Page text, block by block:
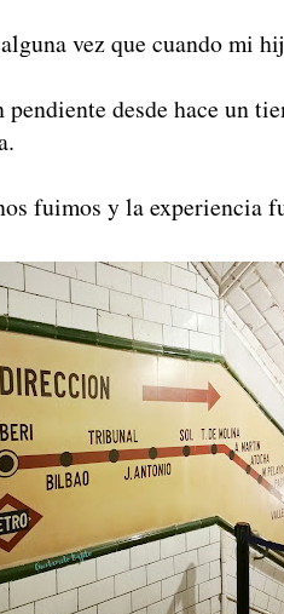
vez que cuando mi
pendiente desde hace un
fuimos y la experiencia